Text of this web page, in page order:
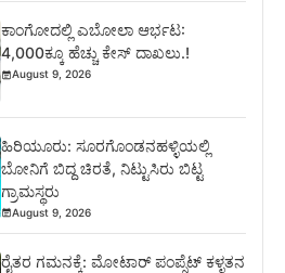
ಕಾಂಗೋದಲ್ಲಿ ಎಬೋಲಾ ಆರ್ಭಟ:
4,000ಕ್ಕೂ ಹೆಚ್ಚು ಕೇಸ್ ದಾಖಲು.!
August 9, 2026
ಹಿರಿಯೂರು: ಸೂರಗೊಂಡನಹಳ್ಳಿಯಲ್ಲಿ
ಬೋನಿಗೆ ಬಿದ್ದ ಚಿರತೆ, ನಿಟ್ಟುಸಿರು ಬಿಟ್ಟ
ಗ್ರಾಮಸ್ಥರು
August 9, 2026
ರೈತರ ಗಮನಕ್ಕೆ: ಮೋಟಾರ್ ಪಂಪ್ಸೆಟ್ ಕಳ್ಳತನ